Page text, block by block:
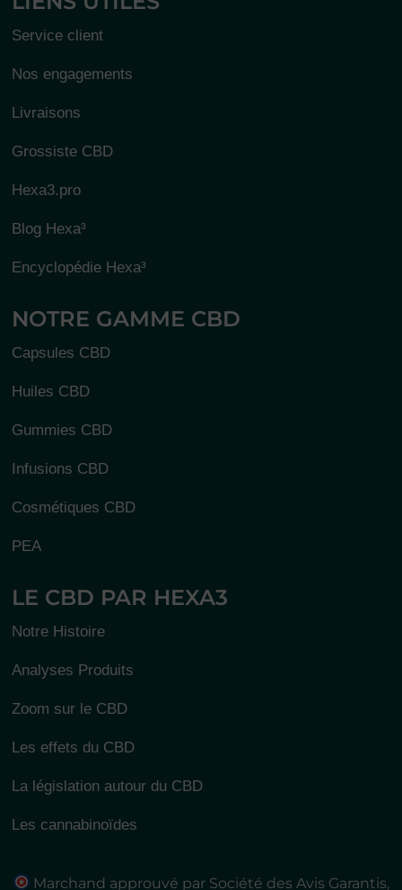
Service client
Nos engagements
Livraisons
Grossiste CBD
Hexa3.pro
Blog Hexa³
Encyclopédie Hexa³
NOTRE GAMME CBD
Capsules CBD
Huiles CBD
Gummies CBD
Infusions CBD
Cosmétiques CBD
PEA
LE CBD PAR HEXA3
Notre Histoire
Analyses Produits
Zoom sur le CBD
Les effets du CBD
La législation autour du CBD
Les cannabinoïdes
Marchand approuvé par Société des Avis Garantis,